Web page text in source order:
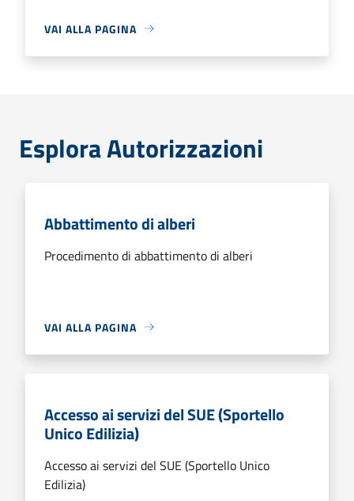
VAI ALLA PAGINA
Esplora Autorizzazioni
Abbattimento di alberi
Procedimento di abbattimento di alberi
VAI ALLA PAGINA
Accesso ai servizi del SUE (Sportello
Unico Edilizia)
Accesso ai servizi del SUE (Sportello Unico
Edilizia)